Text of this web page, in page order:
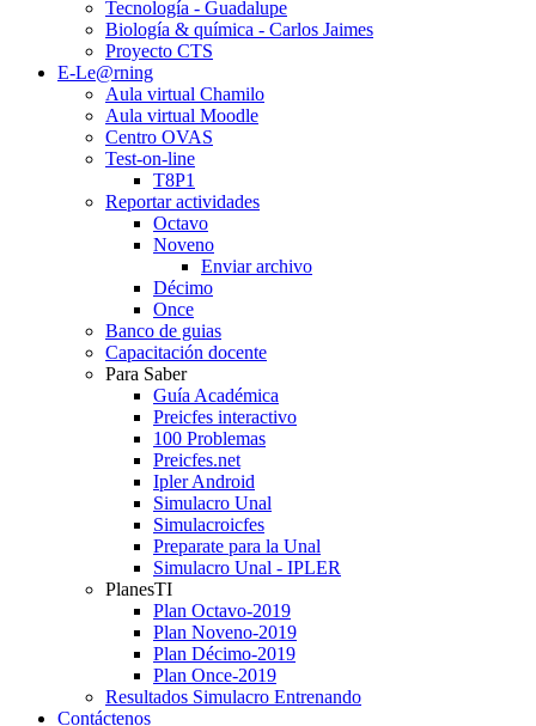
Tecnología - Guadalupe
Biología & química - Carlos Jaimes
Proyecto CTS
E-Le@rning
Aula virtual Chamilo
Aula virtual Moodle
Centro OVAS
Test-on-line
T8P1
Reportar actividades
Octavo
Noveno
Enviar archivo
Décimo
Once
Banco de guias
Capacitación docente
Para Saber
Guía Académica
Preicfes interactivo
100 Problemas
Preicfes.net
Ipler Android
Simulacro Unal
Simulacroicfes
Preparate para la Unal
Simulacro Unal - IPLER
PlanesTI
Plan Octavo-2019
Plan Noveno-2019
Plan Décimo-2019
Plan Once-2019
Resultados Simulacro Entrenando
Contáctenos